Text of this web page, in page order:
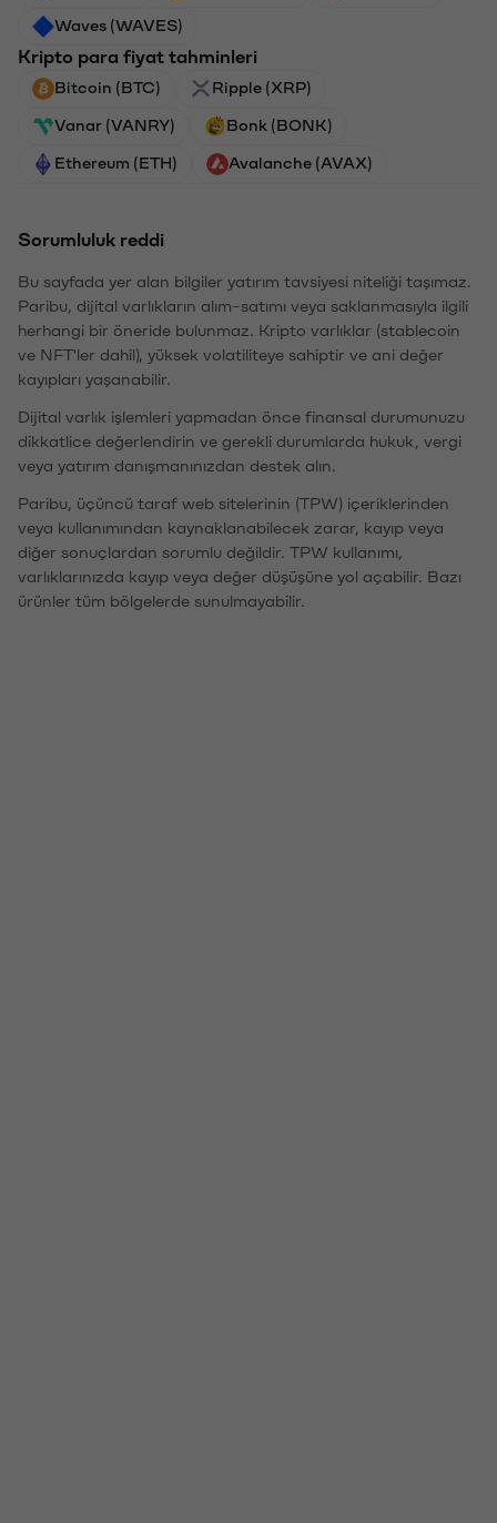
Waves (WAVES)
Kripto para fiyat tahminleri
Bitcoin (BTC) Ripple (XRP)
Vanar (VANRY) Bonk (BONK)
Ethereum (ETH) Avalanche (AVAX)
Sorumluluk reddi
Bu sayfada yer alan bilgiler yatırım tavsiyesi niteliği taşımaz.
Paribu, dijital varlıkların alım-satımı veya saklanmasıyla ilgili
herhangi bir öneride bulunmaz. Kripto varlıklar (stablecoin
ve NFT'ler dahil), yüksek volatiliteye sahiptir ve ani değer
kayıpları yaşanabilir.
Dijital varlık işlemleri yapmadan önce finansal durumunuzu
dikkatlice değerlendirin ve gerekli durumlarda hukuk, vergi
veya yatırım danışmanınızdan destek alın.
Paribu, üçüncü taraf web sitelerinin (TPW) içeriklerinden
veya kullanımından kaynaklanabilecek zarar, kayıp veya
diğer sonuçlardan sorumlu değildir. TPW kullanımı,
varlıklarınızda kayıp veya değer düşüşüne yol açabilir. Bazı
ürünler tüm bölgelerde sunulmayabilir.